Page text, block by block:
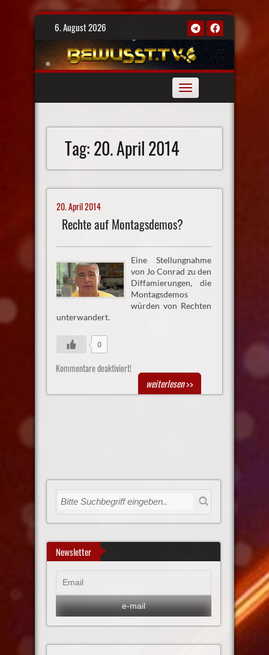
Skip
6. August 2026
Toggle
navigation
Tag:20. April 2014
20. April 2014
Rechte auf Montagsdemos?
Eine Stellungnahme
von Jo Conrad zu den
Diffamierungen, die
Montagsdemos
würden von Rechten
unterwandert.
0
Kommentare deaktiviert!
weiterlesen>>
Newsletter